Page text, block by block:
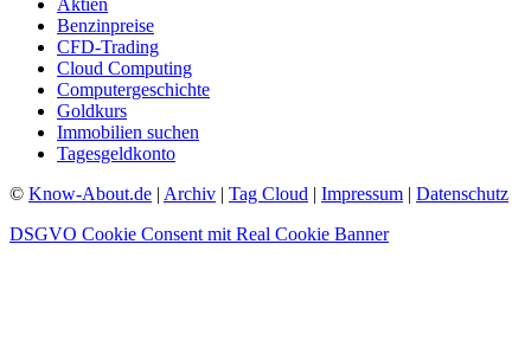
Benzinpreise
CFD-Trading
Cloud Computing
Computergeschichte
Goldkurs
Immobilien suchen
Tagesgeldkonto
© Know-About.de | Archiv | Tag Cloud | Impressum | Datenschutz
DSGVO Cookie Consent mit Real Cookie Banner